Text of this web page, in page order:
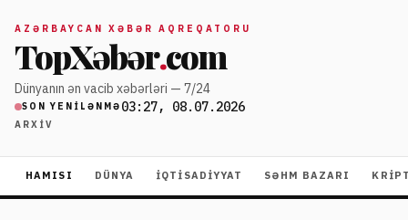
AZƏRBAYCAN XƏBƏR AQREQATORU
TopXəbər.com
Dünyanın ən vacib xəbərləri — 7/24
SON YENILƏNMƏ 03:27, 08.07.2026
ARXIV
HAMISI DÜNYA İQTISADIYYAT SƏHM BAZARI